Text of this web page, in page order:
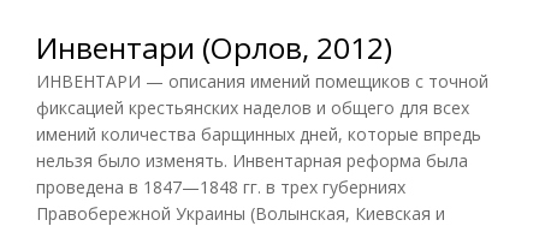
Инвентари (Орлов, 2012)
ИНВЕНТАРИ — описания имений помещиков с точной
фиксацией крестьянских наделов и общего для всех
имений количества барщинных дней, которые впредь
нельзя было изменять. Инвентарная реформа была
проведена в 1847—1848 гг. в трех губерниях
Правобережной Украины (Волынская, Киевская и